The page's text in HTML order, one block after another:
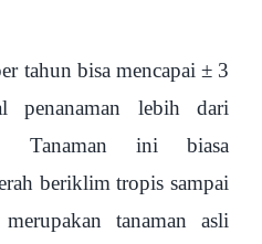
tahun bisa mencapai ± 3
penanaman lebih dari
Tanaman ini biasa
beriklim tropis sampai
tanaman asli